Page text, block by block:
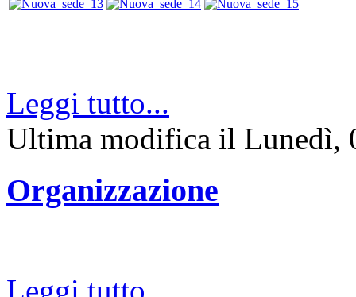
Leggi tutto...
Ultima modifica il Lunedì,
Organizzazione
Leggi tutto...